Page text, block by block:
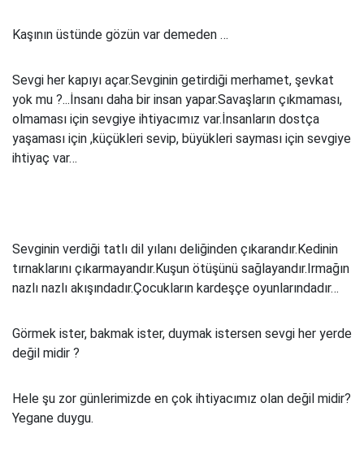
Kaşının üstünde gözün var demeden …
Sevgi her kapıyı açar.Sevginin getirdiği merhamet, şevkat
yok mu ?...İnsanı daha bir insan yapar.Savaşların çıkmaması,
olmaması için sevgiye ihtiyacımız var.İnsanların dostça
yaşaması için ,küçükleri sevip, büyükleri sayması için sevgiye
ihtiyaç var…
Sevginin verdiği tatlı dil yılanı deliğinden çıkarandır.Kedinin
tırnaklarını çıkarmayandır.Kuşun ötüşünü sağlayandır.Irmağın
nazlı nazlı akışındadır.Çocukların kardeşçe oyunlarındadır…
Görmek ister, bakmak ister, duymak istersen sevgi her yerde
değil midir ?
Hele şu zor günlerimizde en çok ihtiyacımız olan değil midir?
Yegane duygu.